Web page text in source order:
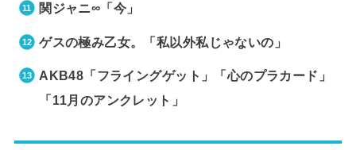
関ジャニ∞「今」
ゲスの極み乙女。「私以外私じゃないの」
AKB48「フライングゲット」「心のプラカード」
「11月のアンクレット」